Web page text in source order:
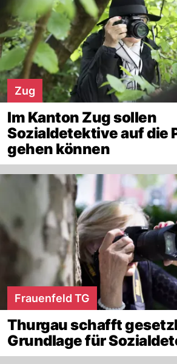
Zug
Im Kanton Zug sollen
Sozialdetektive auf die
gehen können
Frauenfeld TG
Thurgau schafft
Grundlage für